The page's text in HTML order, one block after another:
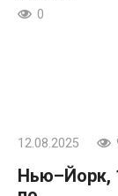
0
12.08.2025
Нью–Йорк,